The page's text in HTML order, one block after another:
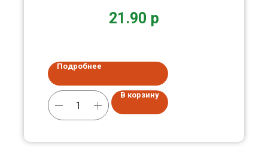
21.90 р
Подробнее
В корзину